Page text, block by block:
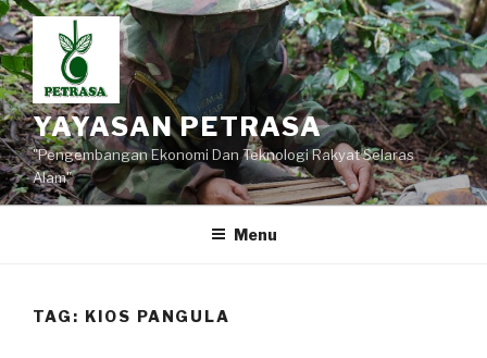
Lompat
ke
konten
YAYASAN PETRASA
"Pengembangan Ekonomi Dan Teknologi Rakyat Selaras
Alam"
Menu
TAG: KIOS PANGULA